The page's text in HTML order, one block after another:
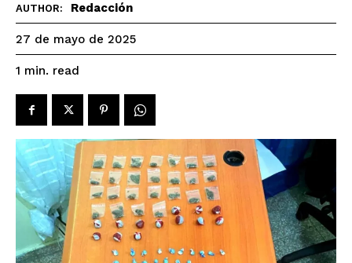
AUTHOR: Redacción
27 de mayo de 2025
1 min. read